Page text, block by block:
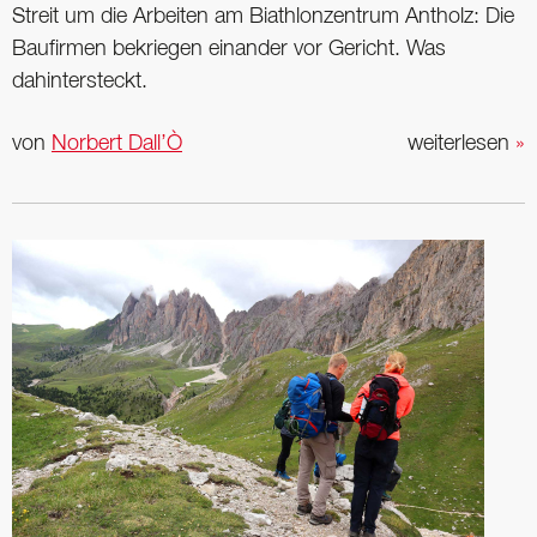
Streit um die Arbeiten am Biathlonzentrum Antholz: Die
Baufirmen bekriegen einander vor Gericht. Was
dahintersteckt.
weiterlesen »
von Norbert Dall’Ò